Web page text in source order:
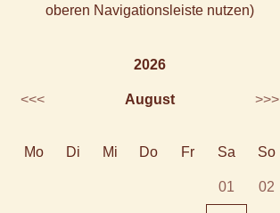
oberen Navigationsleiste nutzen)
2026
<<< August >>>
Mo Di Mi Do Fr Sa So
01 02